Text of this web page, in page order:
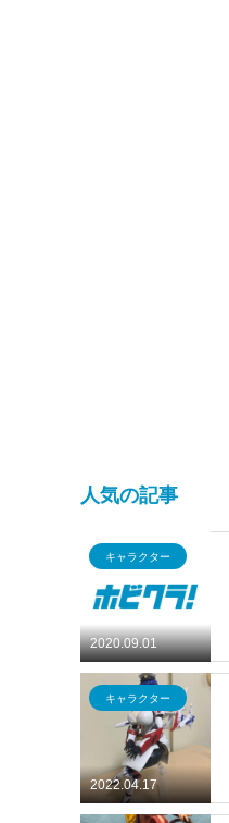
人気の記事
2020.09.01
キャラクター
2022.04.17
キャラクター